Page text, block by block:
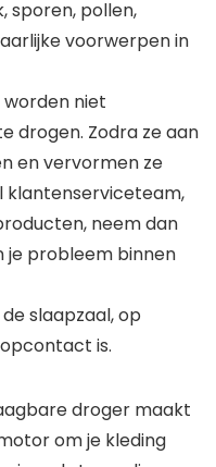
sporen, pollen,
voorwerpen in
worden niet
drogen. Zodra ze aan
en vervormen ze
klantenserviceteam,
neem dan
je probleem binnen
slaapzaal, op
is.
droger maakt
om je kleding